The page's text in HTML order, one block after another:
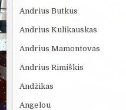
Andrius Butkus
Andrius Kulikauskas
Andrius Mamontovas
Andrius Rimiškis
Andžikas
Angelou